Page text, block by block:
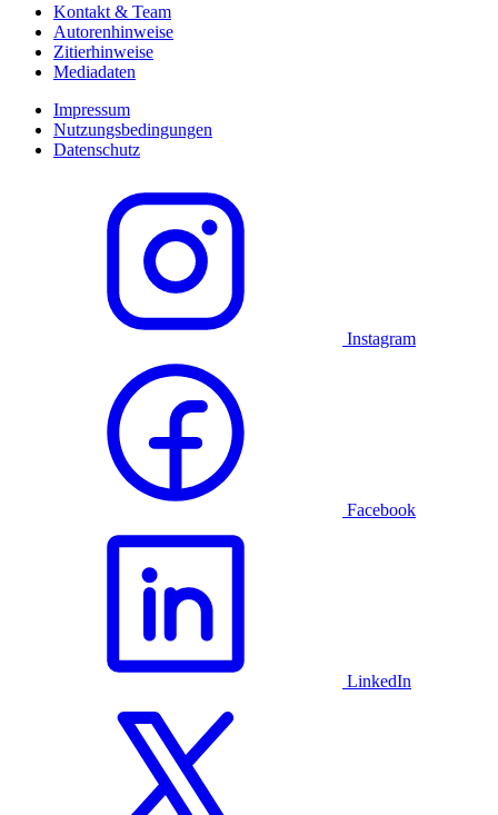
Kontakt & Team
Autorenhinweise
Zitierhinweise
Mediadaten
Impressum
Nutzungsbedingungen
Datenschutz
Instagram
Facebook
LinkedIn